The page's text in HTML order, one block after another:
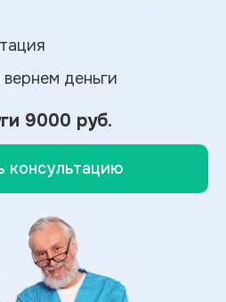
деньги
9000 руб.
консультацию